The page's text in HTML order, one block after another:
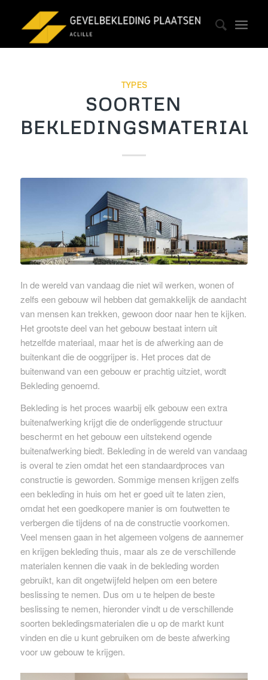
TYPES
SOORTEN
In de wereld van vandaag die niet wil werken, wonen of
zelfs een gebouw wil hebben dat gemakkelijk de aandacht
van mensen kan trekken, gewoon door naar hen te kijken.
Het grootste deel van het gebouw bestaat intern uit
hetzelfde materiaal, maar het is de afwerking aan de
buitenkant die de ooggrijper is. Het proces dat de
buitenwand van een gebouw er prachtig uitziet, wordt
Bekleding genoemd.
Bekleding is het proces waarbij elk gebouw een extra
buitenafwerking krijgt die de onderliggende structuur
beschermt en het gebouw een uitstekend ogende
buitenafwerking biedt. Bekleding in de wereld van vandaag
is overal te zien omdat het een standaardproces van
constructie is geworden. Sommige mensen krijgen zelfs
een bekleding in huis om het er goed uit te laten zien,
omdat het een goedkopere manier is om foutwetten te
verbergen die tijdens of na de constructie voorkomen.
Veel mensen gaan in het algemeen volgens de aannemer
en krijgen bekleding thuis, maar als ze de verschillende
materialen kennen die vaak in de bekleding worden
gebruikt, kan dit ongetwijfeld helpen om een ​​betere
beslissing te nemen. Dus om u te helpen de beste
beslissing te nemen, hieronder vindt u de verschillende
soorten bekledingsmaterialen die u op de markt kunt
vinden en die u kunt gebruiken om de beste afwerking
voor uw gebouw te krijgen.